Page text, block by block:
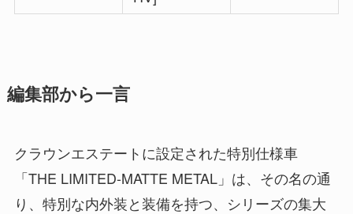
編集部から一言
クラウンエステートに設定された特別仕様車
「THE LIMITED-MATTE METAL」は、その名の通
り、特別な内外装と装備を持つ、シリーズの集大